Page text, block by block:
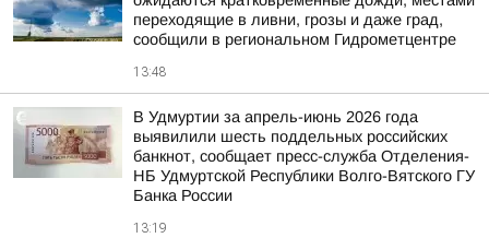
переходящие в ливни, грозы и даже град,
сообщили в региональном Гидрометцентре
13:48
В Удмуртии за апрель-июнь 2026 года
выявилили шесть поддельных российских
банкнот, сообщает пресс-служба Отделения-
НБ Удмуртской Республики Волго-Вятского ГУ
Банка России
13:19